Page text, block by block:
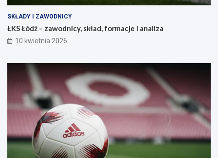
SKŁADY I ZAWODNICY
ŁKS Łódź – zawodnicy, skład, formacje i analiza
10 kwietnia 2026